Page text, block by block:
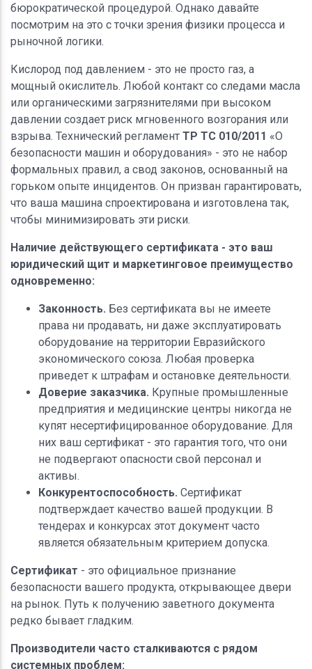
бюрократической процедурой. Однако давайте
посмотрим на это с точки зрения физики процесса и
рыночной логики.
Кислород под давлением - это не просто газ, а
мощный окислитель. Любой контакт со следами масла
или органическими загрязнителями при высоком
давлении создает риск мгновенного возгорания или
взрыва. Технический регламент ТР ТС 010/2011 «О
безопасности машин и оборудования» - это не набор
формальных правил, а свод законов, основанный на
горьком опыте инцидентов. Он призван гарантировать,
что ваша машина спроектирована и изготовлена так,
чтобы минимизировать эти риски.
Наличие действующего сертификата - это ваш
юридический щит и маркетинговое преимущество
одновременно:
Законность. Без сертификата вы не имеете
права ни продавать, ни даже эксплуатировать
оборудование на территории Евразийского
экономического союза. Любая проверка
приведет к штрафам и остановке деятельности.
Доверие заказчика. Крупные промышленные
предприятия и медицинские центры никогда не
купят несертифицированное оборудование. Для
них ваш сертификат - это гарантия того, что они
не подвергают опасности свой персонал и
активы.
Конкурентоспособность. Сертификат
подтверждает качество вашей продукции. В
тендерах и конкурсах этот документ часто
является обязательным критерием допуска.
Сертификат - это официальное признание
безопасности вашего продукта, открывающее двери
на рынок. Путь к получению заветного документа
редко бывает гладким.
Производители часто сталкиваются с рядом
системных проблем: